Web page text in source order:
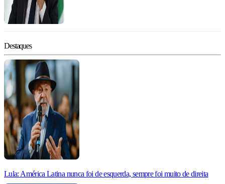
Destaques
Lula: América Latina nunca foi de esquerda, sempre foi muito de direita